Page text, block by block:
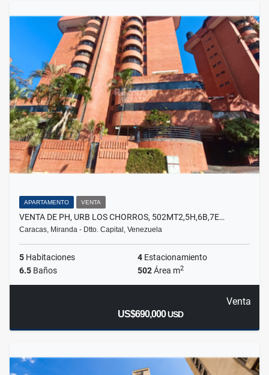
APARTAMENTO VENTA
VENTA DE PH, URB LOS CHORROS, 502MT2,5H,6B,7E…
Caracas, Miranda - Dtto. Capital, Venezuela
5 Habitaciones 4 Estacionamiento
6.5 Baños 502Área m2
Venta
US$690,000USD